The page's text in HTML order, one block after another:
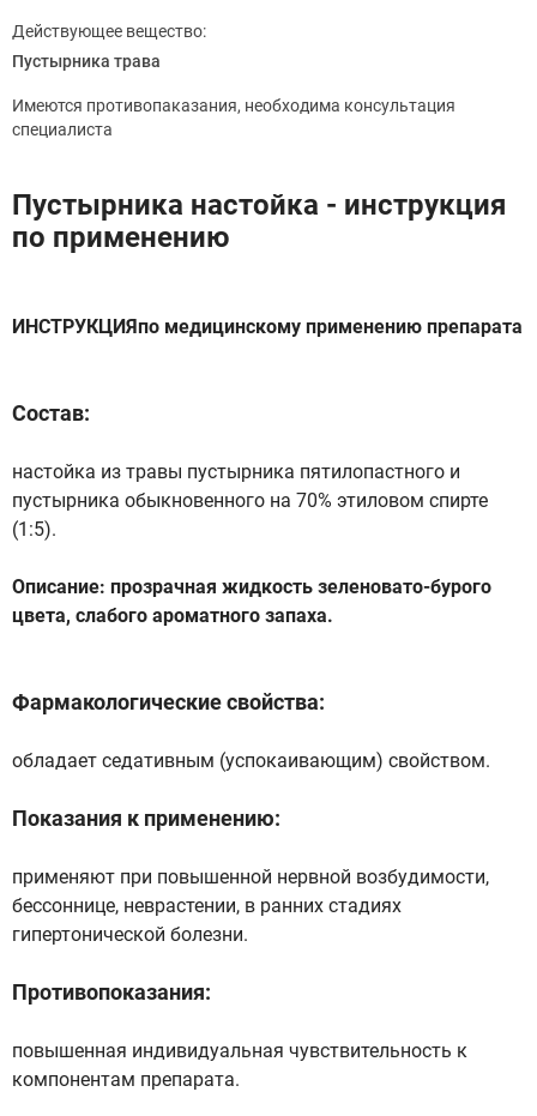
Действующее вещество:
Пустырника трава
Имеются противопаказания, необходима консультация
специалиста
Пустырника настойка - инструкция
по применению
ИНСТРУКЦИЯпо медицинскому применению препарата
Состав:
настойка из травы пустырника пятилопастного и
пустырника обыкновенного на 70% этиловом спирте
(1:5).
Описание: прозрачная жидкость зеленовато-бурого
цвета, слабого ароматного запаха.
Фармакологические свойства:
обладает седативным (успокаивающим) свойством.
Показания к применению:
применяют при повышенной нервной возбудимости,
бессоннице, неврастении, в ранних стадиях
гипертонической болезни.
Противопоказания:
повышенная индивидуальная чувствительность к
компонентам препарата.